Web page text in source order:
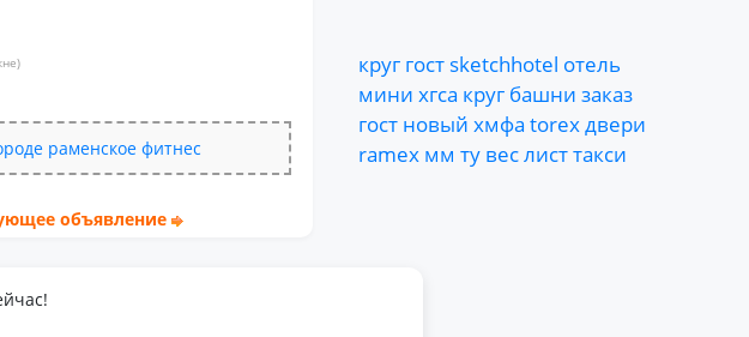
раменское фитнес
объявление
круг гост sketchhotel отель
мини хгса круг башни заказ
гост новый хмфа torexдвери
ramex мм ту веслисттакси